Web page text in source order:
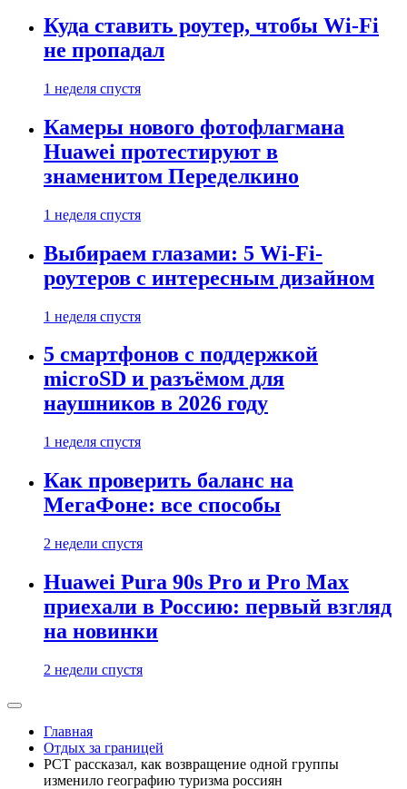
Куда ставить роутер, чтобы Wi-Fi
не пропадал
1 неделя спустя
Камеры нового фотофлагмана
Huawei протестируют в
знаменитом Переделкино
1 неделя спустя
Выбираем глазами: 5 Wi-Fi-
роутеров с интересным дизайном
1 неделя спустя
5 смартфонов с поддержкой
microSD и разъёмом для
наушников в 2026 году
1 неделя спустя
Как проверить баланс на
МегаФоне: все способы
2 недели спустя
Huawei Pura 90s Pro и Pro Max
приехали в Россию: первый взгляд
на новинки
2 недели спустя
Главная
Отдых за границей
РСТ рассказал, как возвращение одной группы
изменило географию туризма россиян